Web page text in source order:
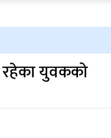
रहेका युवकको